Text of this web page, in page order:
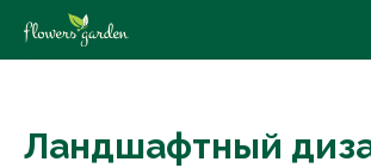
Ландшафтный